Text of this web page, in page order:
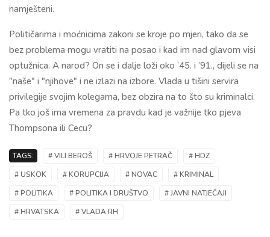
namješteni.
Političarima i moćnicima zakoni se kroje po mjeri, tako da se
bez problema mogu vratiti na posao i kad im nad glavom visi
optužnica. A narod? On se i dalje loži oko ’45. i ’91., dijeli se na
"naše" i "njihove" i ne izlazi na izbore. Vlada u tišini servira
privilegije svojim kolegama, bez obzira na to što su kriminalci.
Pa tko još ima vremena za pravdu kad je važnije tko pjeva
Thompsona ili Cecu?
TAGS: # VILI BEROŠ # HRVOJE PETRAČ
# HDZ
# USKOK
# KORUPCIJA # NOVAC
# KRIMINAL
# POLITIKA
# POLITIKA I DRUŠTVO
# JAVNI NATJEČAJI
# HRVATSKA
# VLADA RH